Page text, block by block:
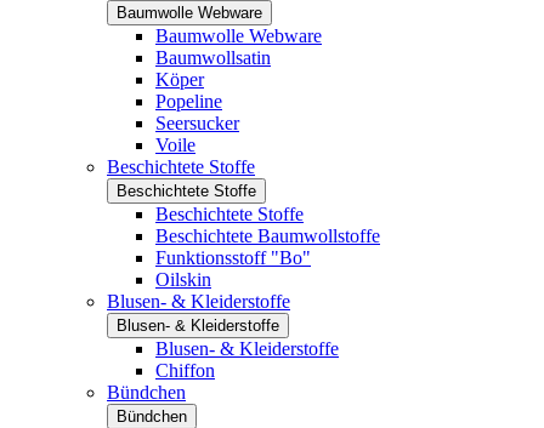
Baumwolle Webware
Baumwolle Webware
Baumwollsatin
Köper
Popeline
Seersucker
Voile
Beschichtete Stoffe
Beschichtete Stoffe
Beschichtete Stoffe
Beschichtete Baumwollstoffe
Funktionsstoff "Bo"
Oilskin
Blusen- & Kleiderstoffe
Blusen- & Kleiderstoffe
Blusen- & Kleiderstoffe
Chiffon
Bündchen
Bündchen